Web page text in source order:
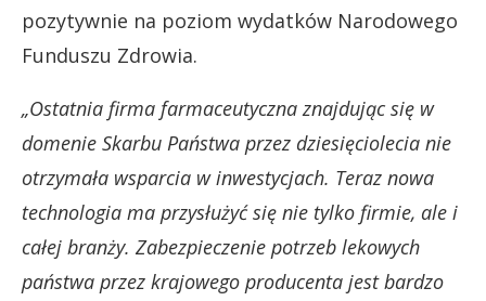
pozytywnie na poziom wydatków Narodowego
Funduszu Zdrowia.
„Ostatnia firma farmaceutyczna znajdując się w
domenie Skarbu Państwa przez dziesięciolecia nie
otrzymała wsparcia w inwestycjach. Teraz nowa
technologia ma przysłużyć się nie tylko firmie, ale i
całej branży. Zabezpieczenie potrzeb lekowych
państwa przez krajowego producenta jest bardzo